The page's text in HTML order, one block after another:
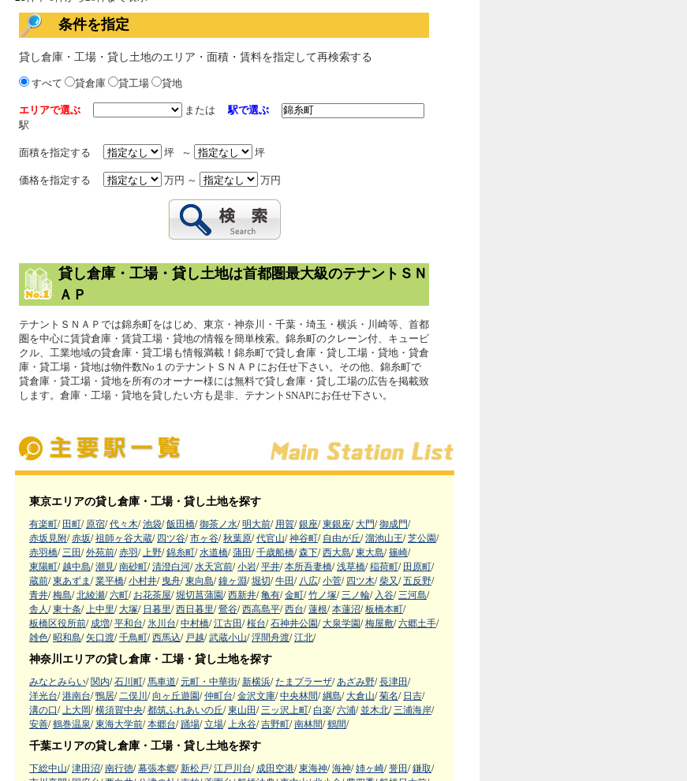
条件を指定
貸し倉庫・工場・貸し土地のエリア・面積・賃料を指定して再検索する
すべて 貸倉庫 貸工場 貸地
エリアで選ぶ または
駅で選ぶ
駅
面積を指定する 坪 ～ 坪
価格を指定する 万円 ～ 万円
貸し倉庫・工場・貸し土地は首都圏最大級のテナントＳＮ
ＡＰ
テナントＳＮＡＰでは錦糸町をはじめ、東京・神奈川・千葉・埼玉・横浜・川崎等、首都
圏を中心に賃貸倉庫・賃貸工場・貸地の情報を簡単検索。錦糸町のクレーン付、キュービ
クル、工業地域の貸倉庫・貸工場も情報満載！錦糸町で貸し倉庫・貸し工場・貸地・貸倉
庫・貸工場・貸地は物件数No１のテナントＳＮＡＰにお任せ下さい。その他、錦糸町で
貸倉庫・貸工場・貸地を所有のオーナー様には無料で貸し倉庫・貸し工場の広告を掲載致
します。倉庫・工場・貸地を貸したい方も是非、テナントSNAPにお任せ下さい。
東京エリアの貸し倉庫・工場・貸し土地を探す
有楽町/ 田町/ 原宿/ 代々木/ 池袋/ 飯田橋/ 御茶ノ水/ 明大前/ 用賀/ 銀座/ 東銀座/ 大門/ 御成門/
赤坂見附/ 赤坂/ 祖師ヶ谷大蔵/ 四ツ谷/ 市ヶ谷/ 秋葉原/ 代官山/ 神谷町/ 自由が丘/ 溜池山王/ 芝公園/
赤羽橋/ 三田/ 外苑前/ 赤羽/ 上野/ 錦糸町/ 水道橋/ 蒲田/ 千歳船橋/ 森下/ 西大島/ 東大島/ 篠崎/
東陽町/ 越中島/ 潮見/ 南砂町/ 清澄白河/ 水天宮前/ 小岩/ 平井/ 本所吾妻橋/ 浅草橋/ 稲荷町/ 田原町/
蔵前/ 東あずま / 業平橋/ 小村井/ 曳舟/ 東向島/ 鐘ヶ淵/ 堀切/ 牛田/ 八広/ 小菅/ 四ツ木/ 柴又 / 五反野/
青井/ 梅島/ 北綾瀬/ 六町/ お花茶屋/ 堀切菖蒲園/ 西新井/ 亀有/ 金町/ 竹ノ塚/ 三ノ輪/ 入谷/ 三河島/
舎人 / 東十条/ 上中里/ 大塚/ 日暮里/ 西日暮里/ 鶯谷/ 西高島平/ 西台/ 蓮根/ 本蓮沼/ 板橋本町/
板橋区役所前/ 成増/ 平和台/ 氷川台/ 中村橋/ 江古田/ 桜台/ 石神井公園/ 大泉学園/ 梅屋敷/ 六郷土手/
雑色/ 昭和島/ 矢口渡/ 千鳥町/ 西馬込/ 戸越/ 武蔵小山/ 浮間舟渡/ 江北/
神奈川エリアの貸し倉庫・工場・貸し土地を探す
みなとみらい/ 関内/ 石川町/ 馬車道/ 元町・中華街/ 新横浜/ たまプラーザ/ あざみ野/ 長津田/
洋光台/ 港南台/ 鴨居/ 二俣川 / 向ヶ丘遊園/ 仲町台/ 金沢文庫/ 中央林間/ 綱島/ 大倉山/ 菊名/ 日吉/
溝の口/ 上大岡/ 横須賀中央/ 都筑ふれあいの丘/ 東山田/ 三ッ沢上町/ 白楽/ 六浦/ 並木北/ 三浦海岸/
安善/ 鶴巻温泉/ 東海大学前/ 本郷台/ 踊場/ 立場/ 上永谷/ 吉野町/ 南林間/ 鶴間/
千葉エリアの貸し倉庫・工場・貸し土地を探す
下総中山/ 津田沼/ 南行徳/ 幕張本郷/ 新松戸/ 江戸川台/ 成田空港/ 東海神/ 海神/ 姉ヶ崎/ 誉田/ 鎌取/